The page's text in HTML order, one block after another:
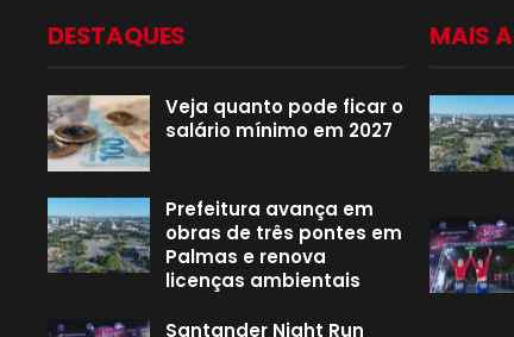
DESTAQUES
Veja quanto pode ficar o
salário mínimo em 2027
Prefeitura avança em
obras de três pontes em
Palmas e renova
licenças ambientais
Santander Night Run
MAIS